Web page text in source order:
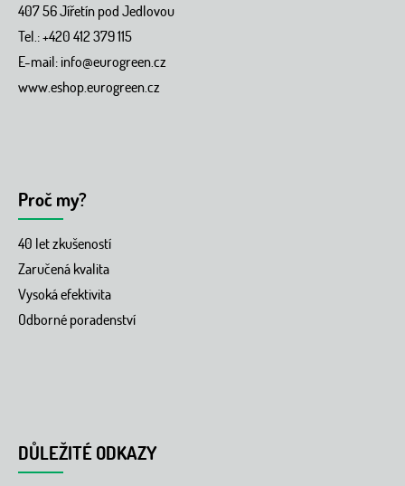
407 56 Jířetín pod Jedlovou
Tel.: +420 412 379 115
E-mail:info@eurogreen.cz
www.eshop.eurogreen.cz
Proč my?
40 let zkušeností
Zaručená kvalita
Vysoká efektivita
Odborné poradenství
DŮLEŽITÉ ODKAZY